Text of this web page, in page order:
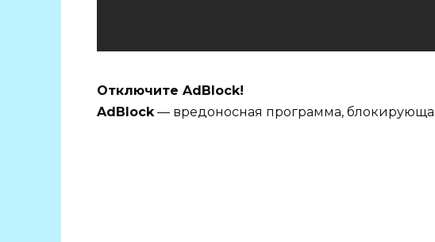
Отключите AdBlock!
AdBlock — вредоносная программа,